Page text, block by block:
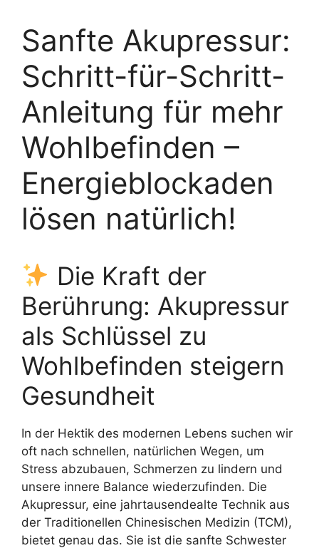
Sanfte Akupressur:
Schritt-für-Schritt-
Anleitung für mehr
Wohlbefinden –
Energieblockaden
lösen natürlich!
Die Kraft der
Berührung: Akupressur
als Schlüssel zu
Wohlbefinden steigern
Gesundheit
In der Hektik des modernen Lebens suchen wir
oft nach schnellen, natürlichen Wegen, um
Stress abzubauen, Schmerzen zu lindern und
unsere innere Balance wiederzufinden. Die
Akupressur, eine jahrtausendealte Technik aus
der Traditionellen Chinesischen Medizin (TCM),
bietet genau das. Sie ist die sanfte Schwester